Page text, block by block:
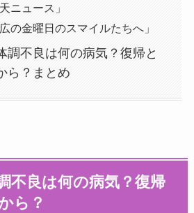
ニュース」
の金曜日のスマイルたちへ」
調不良は何の病気？復帰と
ら？まとめ
不良は何の病気？復帰
ら？